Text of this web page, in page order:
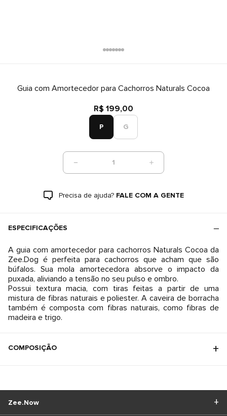
Guia com Amortecedor para Cachorros Naturals Cocoa
R$ 199,00
P G
1
Precisa de ajuda? FALE COM A GENTE
ESPECIFICAÇÕES
A guia com amortecedor para cachorros Naturals Cocoa da
Zee.Dog é perfeita para cachorros que acham que são
búfalos. Sua mola amortecedora absorve o impacto da
puxada, aliviando a tensão no seu pulso e ombro.
Possui textura macia, com tiras feitas a partir de uma
mistura de fibras naturais e poliester. A caveira de borracha
também é composta com fibras naturais, como fibras de
madeira e trigo.
COMPOSIÇÃO
Zee.Now